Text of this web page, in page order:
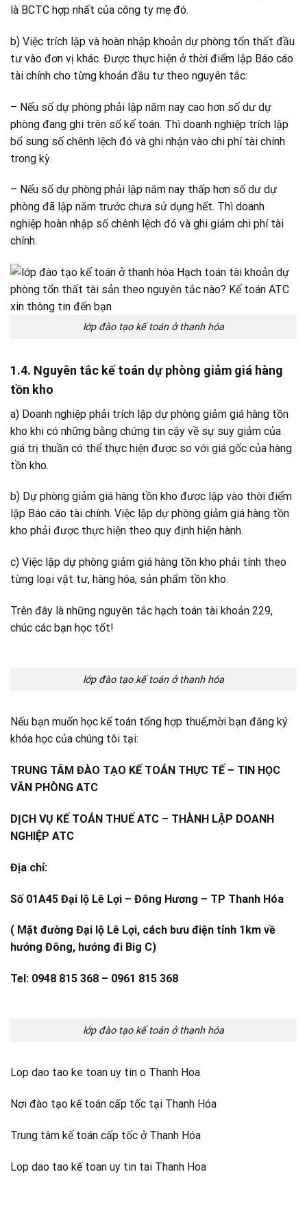
là BCTC hợp nhất của công ty mẹ đó.
b) Việc trích lập và hoàn nhập khoản dự phòng tổn thất đầu
tư vào đơn vị khác. Được thực hiện ở thời điểm lập Báo cáo
tài chính cho từng khoản đầu tư theo nguyên tắc:
– Nếu số dự phòng phải lập năm nay cao hơn số dư dự
phòng đang ghi trên sổ kế toán. Thì doanh nghiệp trích lập
bổ sung số chênh lệch đó và ghi nhận vào chi phí tài chính
trong kỳ.
– Nếu số dự phòng phải lập năm nay thấp hơn số dư dự
phòng đã lập năm trước chưa sử dụng hết. Thì doanh
nghiệp hoàn nhập số chênh lệch đó và ghi giảm chi phí tài
chính.
lớp đào tạo kế toán ở thanh hóa
1.4. Nguyên tắc kế toán dự phòng giảm giá hàng
tồn kho
a) Doanh nghiệp phải trích lập dự phòng giảm giá hàng tồn
kho khi có những bằng chứng tin cậy về sự suy giảm của
giá trị thuần có thể thực hiện được so với giá gốc của hàng
tồn kho.
b) Dự phòng giảm giá hàng tồn kho được lập vào thời điểm
lập Báo cáo tài chính. Việc lập dự phòng giảm giá hàng tồn
kho phải được thực hiện theo quy định hiện hành.
c) Việc lập dự phòng giảm giá hàng tồn kho phải tính theo
từng loại vật tư, hàng hóa, sản phẩm tồn kho.
Trên đây là những nguyên tắc hạch toán tài khoản 229,
chúc các bạn học tốt!
lớp đào tạo kế toán ở thanh hóa
Nếu bạn muốn học kế toán tổng hợp thuế,mời bạn đăng ký
khóa học của chúng tôi tại:
TRUNG TÂM ĐÀO TẠO KẾ TOÁN THỰC TẾ – TIN HỌC
VĂN PHÒNG ATC
DỊCH VỤ KẾ TOÁN THUẾ ATC – THÀNH LẬP DOANH
NGHIỆP ATC
Địa chỉ:
Số 01A45 Đại lộ Lê Lợi – Đông Hương – TP Thanh Hóa
( Mặt đường Đại lộ Lê Lợi, cách bưu điện tỉnh 1km về
hướng Đông, hướng đi Big C)
Tel: 0948 815 368 – 0961 815 368
lớp đào tạo kế toán ở thanh hóa
Lop dao tao ke toan uy tin o Thanh Hoa
Nơi đào tạo kế toán cấp tốc tại Thanh Hóa
Trung tâm kế toán cấp tốc ở Thanh Hóa
Lop dao tao kế toan uy tin tai Thanh Hoa